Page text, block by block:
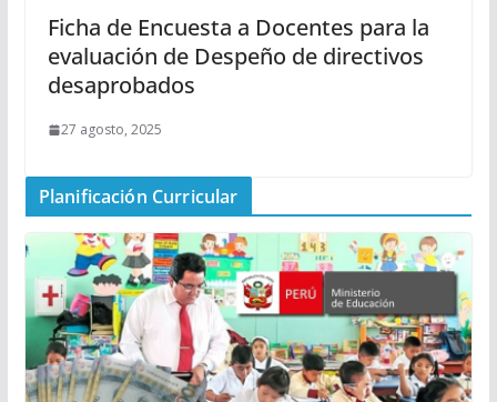
Ficha de Encuesta a Docentes para la
evaluación de Despeño de directivos
desaprobados
27 agosto, 2025
Planificación Curricular